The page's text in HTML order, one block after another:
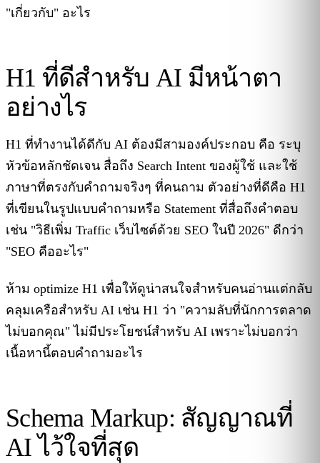
"เกี่ยวกับ" อะไร
H1 ที่ดีสำหรับ AI มีหน้าตา
อย่างไร
H1 ที่ทำงานได้ดีกับ AI ต้องมีสามองค์ประกอบ คือ ระบุ
หัวข้อหลักชัดเจน สื่อถึง Search Intent ของผู้ใช้ และใช้
ภาษาที่ตรงกับคำถามจริงๆ ที่คนถาม ตัวอย่างที่ดีคือ H1
ที่เขียนในรูปแบบคำถามหรือ Statement ที่สื่อถึงคำตอบ
เช่น "วิธีเพิ่ม Traffic เว็บไซต์ด้วย SEO ในปี 2026" ดีกว่า
"SEO คืออะไร"
ห้าม optimize H1 เพื่อให้ดูน่าสนใจสำหรับคนอ่านแต่กลับ
คลุมเครือสำหรับ AI เช่น H1 ว่า "ความลับที่นักการตลาด
ไม่บอกคุณ" ไม่มีประโยชน์สำหรับ AI เพราะไม่บอกว่า
เนื้อหานี้ตอบคำถามอะไร
Schema Markup: สัญญาณที่
AI ไว้ใจที่สุด